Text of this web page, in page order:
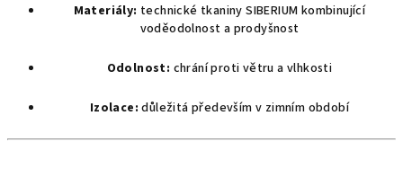
Materiály: technické tkaniny SIBERIUM kombinující
voděodolnost a prodyšnost
Odolnost: chrání proti větru a vlhkosti
Izolace: důležitá především v zimním období